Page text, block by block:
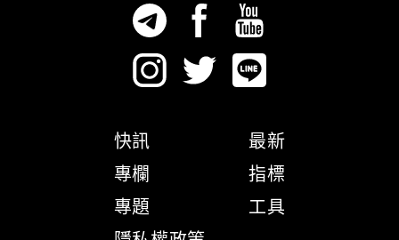
快訊
專欄
專題
最新
指標
工具